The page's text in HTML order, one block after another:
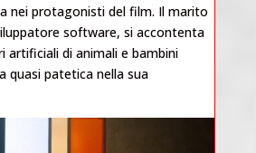
nei protagonisti del film. Il marito
software, si accontenta
artificiali di animali e bambini
quasi patetica nella sua